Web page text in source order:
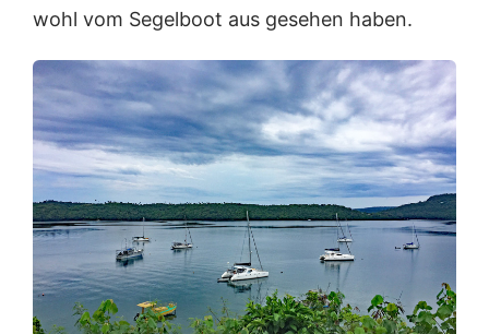
wohl vom Segelboot aus gesehen haben.